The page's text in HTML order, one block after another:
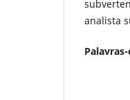
analista